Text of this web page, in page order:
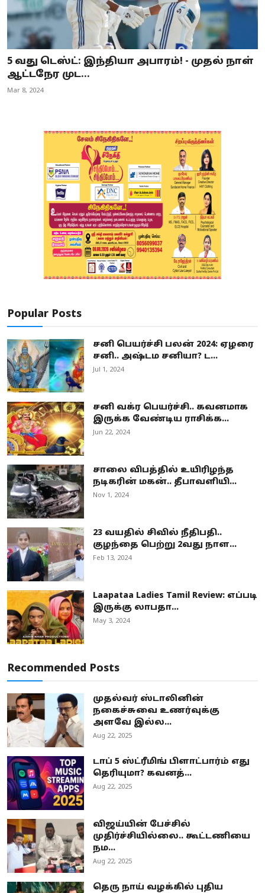
5 வது டெஸ்ட்: இந்தியா அபாரம்! - முதல் நாள்
ஆட்டநேர முட...
Mar 8, 2024
Popular Posts
சனி பெயர்ச்சி பலன் 2024: ஏழரை
சனி.. அஷ்டம சனியா? ட...
Jul 1, 2024
சனி வக்ர பெயர்ச்சி.. கவனமாக
இருக்க வேண்டிய ராசிக்க...
Jun 22, 2024
சாலை விபத்தில் உயிரிழந்த
நடிகரின் மகன்.. தீபாவளியி...
Nov 1, 2024
23 வயதில் சிவில் நீதிபதி..
குழந்தை பெற்று 2வது நாள...
Feb 13, 2024
Laapataa Ladies Tamil Review: எப்படி
இருக்கு லாபதா...
May 3, 2024
Recommended Posts
முதல்வர் ஸ்டாலினின்
நகைச்சுவை உணர்வுக்கு
அளவே இல்ல...
Aug 22, 2025
டாப் 5 ஸ்ட்ரீமிங் பிளாட்பார்ம் எது
தெரியுமா? கவனத்...
Aug 22, 2025
விஜய்யின் பேச்சில்
முதிர்ச்சியில்லை.. கூட்டணியை
நம...
Aug 22, 2025
தெரு நாய் வழக்கில் புதிய